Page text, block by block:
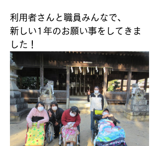
利用者さんと職員みんなで、
新しい1年のお願い事をしてきま
した！